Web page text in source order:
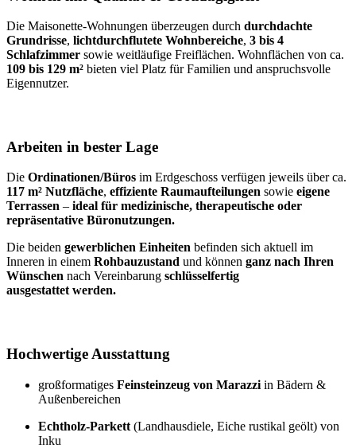
Die Maisonette-Wohnungen überzeugen durch durchdachte
Grundrisse, lichtdurchflutete Wohnbereiche, 3 bis 4
Schlafzimmer sowie weitläufige Freiflächen. Wohnflächen von ca.
109 bis 129 m² bieten viel Platz für Familien und anspruchsvolle
Eigennutzer.
Arbeiten in bester Lage
Die Ordinationen/Büros im Erdgeschoss verfügen jeweils über ca.
117 m² Nutzfläche, effiziente Raumaufteilungen sowie eigene
Terrassen – ideal für medizinische, therapeutische oder
repräsentative Büro­nutzungen.
Die beiden gewerblichen Einheiten befinden sich aktuell im
Inneren in einem Rohbauzustand und können ganz nach Ihren
Wünschen nach Vereinbarung schlüsselfertig
ausgestattet werden.
Hochwertige Ausstattung
großformatiges Feinsteinzeug von Marazzi in Bädern &
Außenbereichen
Echtholz-Parkett (Landhausdiele, Eiche rustikal geölt) von
Inku